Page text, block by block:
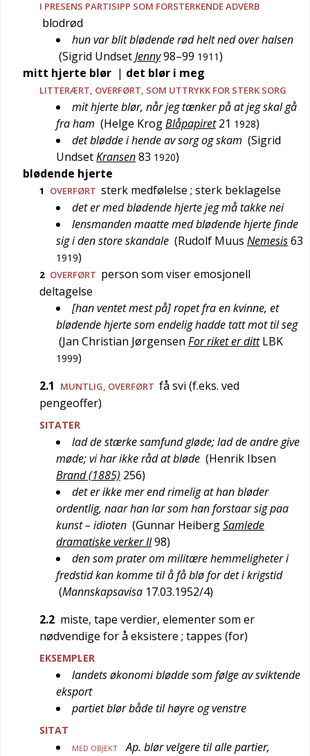
I PRESENS PARTISIPP SOM FORSTERKENDEADVERB
blodrød
hun var blit blødende rød helt ned over halsen
(Sigrid UndsetJenny98–99 1911)
mitt hjerte blør | det blør i meg
LITTERÆRT, OVERFØRT, SOM UTTRYKK FOR STERK SORG
mit hjerte blør, når jeg tænker på at jeg skal gå
fra ham (Helge KrogBlåpapiret 21 1928)
det blødde i hende av sorg og skam (Sigrid
UndsetKransen83 1920)
blødende hjerte
1 OVERFØRT sterk medfølelse ; sterk beklagelse
det er med blødende hjerte jeg må takke nei
lensmanden maatte med blødende hjerte finde
sig i den store skandale (Rudolf Muus Nemesis63
1919)
2 OVERFØRT person som viser emosjonell
deltagelse
[han ventet mest på] ropet fra en kvinne, et
blødende hjerte som endelig hadde tatt mot til seg
(Jan Christian Jørgensen For riket er ditt LBK
1999)
2.1
MUNTLIG, OVERFØRT få svi (f.eks. ved
pengeoffer)
SITATER
lad de stærke samfund gløde; lad de andre give
møde; vi har ikke råd at bløde (Henrik Ibsen
Brand (1885) 256)
det er ikke mer end rimelig at han bløder
ordentlig, naar han lar som han forstaar sig paa
kunst – idioten (Gunnar HeibergSamlede
dramatiske verker II98)
den som prater om militære hemmeligheter i
fredstid kan komme til å få blø for det i krigstid
(Mannskapsavisa 17.03.1952/4)
2.2 miste, tape verdier, elementer som er
nødvendige for å eksistere ; tappes (for)
EKSEMPLER
landets økonomi blødde som følge av sviktende
eksport
partiet blør både til høyre og venstre
SITAT
MED OBJEKT
Ap. blør velgere til alle partier,